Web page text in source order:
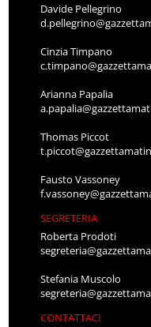
Davide Pellegrino
Cinzia Timpano
Arianna Papalia
Thomas Piccot
Fausto Vassoney
SEGRETERIA
Roberta Prodoti
Stefania Muscolo
CONTATTACI